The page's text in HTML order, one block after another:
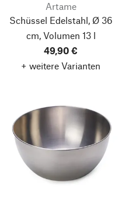
Artame
Schüssel Edelstahl, Ø 36
cm, Volumen 13 l
49,90 €
+ weitere Varianten